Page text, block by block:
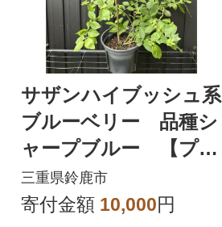
サザンハイブッシュ系
ブルーベリー 品種シ
ャープブルー 【プラ
ス樹】
三重県鈴鹿市
寄付金額 10,000円